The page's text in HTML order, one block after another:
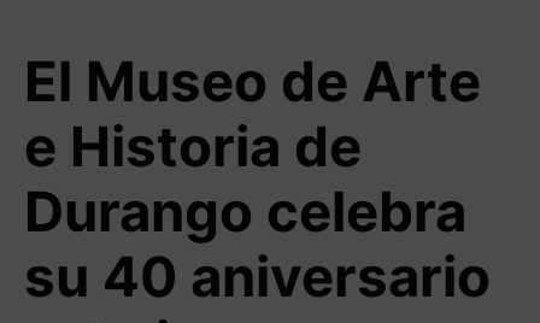
El Museo de Arte
e Historia de
Durango celebra
su 40 aniversario